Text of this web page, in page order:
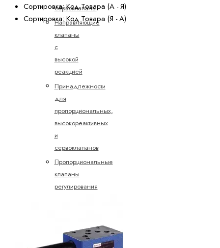
сервоклапаны
Направляющие
клапаны
с
высокой
реакцией
Принадлежности
для
пропорциональных,
высокореактивных
и
сервоклапанов
Пропорциональные
клапаны
регулирования
управления
Сортировка: Код Товара (А - Я)
Сортировка: Код Товара (Я - А)